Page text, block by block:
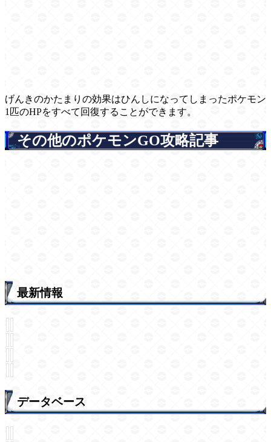
げんきのかたまりの効果はひんしになってしまったポケモン
1匹のHPをすべて回復することができます。
その他のポケモンGO攻略記事
最新情報
データベース